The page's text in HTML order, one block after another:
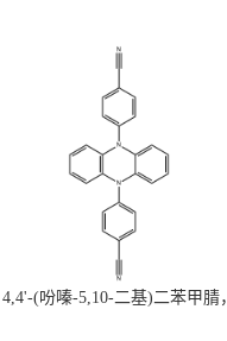
4,4'-(吩嗪-5,10-二基)二苯甲腈